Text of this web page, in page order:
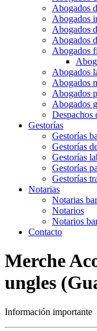
Abogados
Abogados
Abogados
Abogados
Abogados
Abogados
Abogados
Abogados
Abogados
Despachos
Gestorías
Gestorías
Gestorías
Gestorías
Gestorías
Gestorías
Notarias
Notarias
Notarios
Notarios
Contacto
Merche
ungles
Información importante